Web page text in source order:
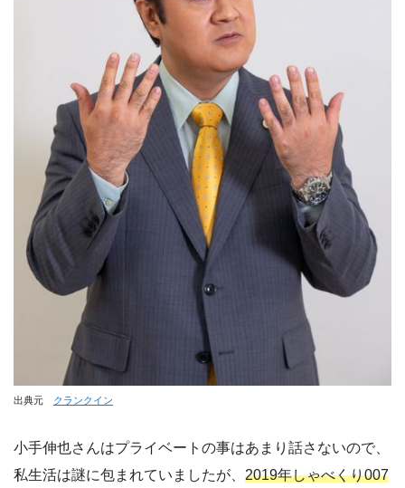
出典元 クランクイン
小手伸也さんはプライベートの事はあまり話さないので、
私生活は謎に包まれていましたが、 2019年しゃべくり007